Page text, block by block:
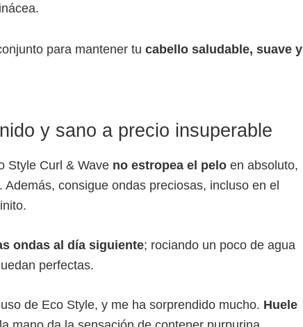
para mantener tu cabello saludable, suave y
y sano a precio insuperable
Style Curl & Wave no estropea el pelo en absoluto,
. Además, consigue ondas preciosas, incluso en el
ondas al día siguiente; rociando un poco de agua
perfectas.
de Eco Style, y me ha sorprendido mucho. Huele